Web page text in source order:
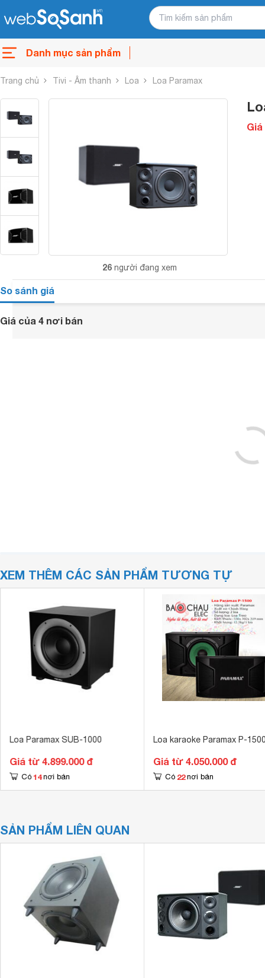
Danh mục sản phẩm
Trang chủ Tivi - Âm thanh Loa Loa Paramax
26 người đang xem
Giá
So sánh giá
Giá của 4 nơi bán
XEM THÊM CÁC SẢN PHẨM TƯƠNG TỰ
Loa Paramax SUB-1000
Giá từ 4.899.000 đ
Có 14 nơi bán
Loa karaoke Paramax P-
Giá từ 4.050.000 đ
Có 22 nơi bán
SẢN PHẨM LIÊN QUAN